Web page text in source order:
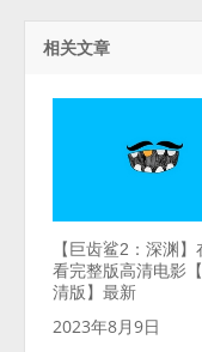
相关文章
【巨齿鲨2：深渊】
看完整版高清电影
清版】最新
2023年8月9日